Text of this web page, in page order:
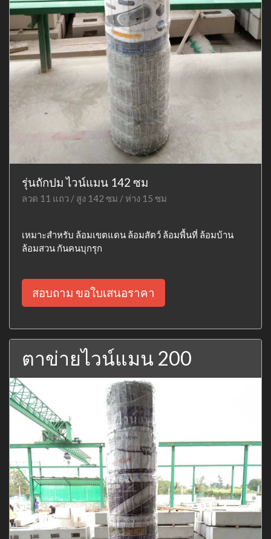
รุ่นถักปม ไวน์แมน 142 ซม
ลวด 11 แถว / สูง 142 ซม / ห่าง 15 ซม
เหมาะสำหรับ ล้อมเขตแดน ล้อมสัตว์ ล้อมพื้นที่ ล้อมบ้าน
ล้อมสวน กันคนบุกรุก
สอบถาม ขอใบเสนอราคา
ตาข่ายไวน์แมน 200